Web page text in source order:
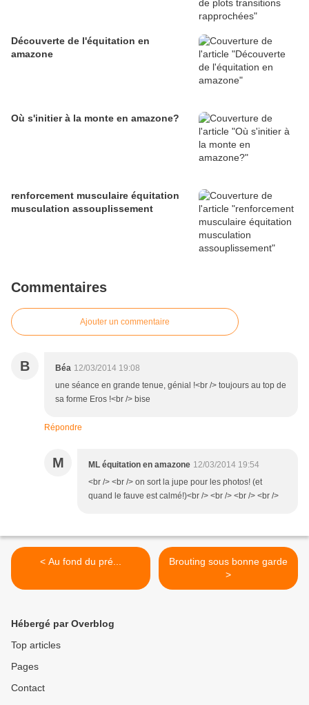
Découverte de l'équitation en
amazone
Où s'initier à la monte en amazone?
renforcement musculaire équitation
musculation assouplissement
Commentaires
Ajouter un commentaire
B Béa 12/03/2014 19:08
une séance en grande tenue, génial !<br /> toujours au top de
sa forme Eros !<br /> bise
Répondre
M ML équitation en amazone 12/03/2014 19:54
<br /> <br /> on sort la jupe pour les photos! (et
quand le fauve est calmé!)<br /> <br /> <br /> <br />
< Au fond du pré...
Brouting sous bonne garde
>
Hébergé par Overblog
Top articles
Pages
Contact